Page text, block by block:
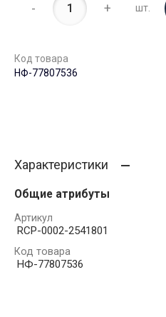
- + шт.
Код товара
НФ-77807536
Характеристики
Общие атрибуты
Артикул
RCP-0002-2541801
Код товара
НФ-77807536